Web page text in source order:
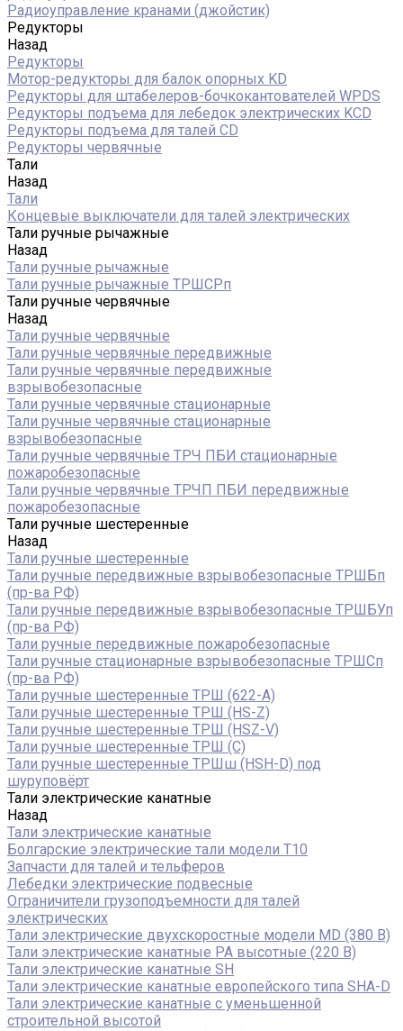
Радиоуправление кранами (джойстик)
Редукторы
Назад
Редукторы
Мотор-редукторы для балок опорных KD
Редукторы для штабелеров-бочкокантователей WPDS
Редукторы подъема для лебедок электрических KCD
Редукторы подъема для талей CD
Редукторы червячные
Тали
Назад
Тали
Концевые выключатели для талей электрических
Тали ручные рычажные
Назад
Тали ручные рычажные
Тали ручные рычажные ТРШСРп
Тали ручные червячные
Назад
Тали ручные червячные
Тали ручные червячные передвижные
Тали ручные червячные передвижные
взрывобезопасные
Тали ручные червячные стационарные
Тали ручные червячные стационарные
взрывобезопасные
Тали ручные червячные ТРЧ ПБИ стационарные
пожаробезопасные
Тали ручные червячные ТРЧП ПБИ передвижные
пожаробезопасные
Тали ручные шестеренные
Назад
Тали ручные шестеренные
Тали ручные передвижные взрывобезопасные ТРШБп
(пр-ва РФ)
Тали ручные передвижные взрывобезопасные ТРШБУп
(пр-ва РФ)
Тали ручные передвижные пожаробезопасные
Тали ручные стационарные взрывобезопасные ТРШСп
(пр-ва РФ)
Тали ручные шестеренные ТРШ (622-A)
Тали ручные шестеренные ТРШ (HS-Z)
Тали ручные шестеренные ТРШ (HSZ-V)
Тали ручные шестеренные ТРШ (С)
Тали ручные шестеренные ТРШш (HSH-D) под
шуруповёрт
Тали электрические канатные
Назад
Тали электрические канатные
Болгарские электрические тали модели T10
Запчасти для талей и тельферов
Лебедки электрические подвесные
Ограничители грузоподъемности для талей
электрических
Тали электрические двухскоростные модели MD (380 В)
Тали электрические канатные PA высотные (220 В)
Тали электрические канатные SH
Тали электрические канатные европейского типа SHA-D
Тали электрические канатные с уменьшенной
строительной высотой